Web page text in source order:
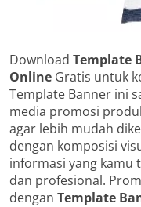
Download Template
Online Gratis untuk
Template Banner ini
media promosi
agar lebih mudah
dengan komposisi
informasi yang kamu
dan profesional.
dengan Template